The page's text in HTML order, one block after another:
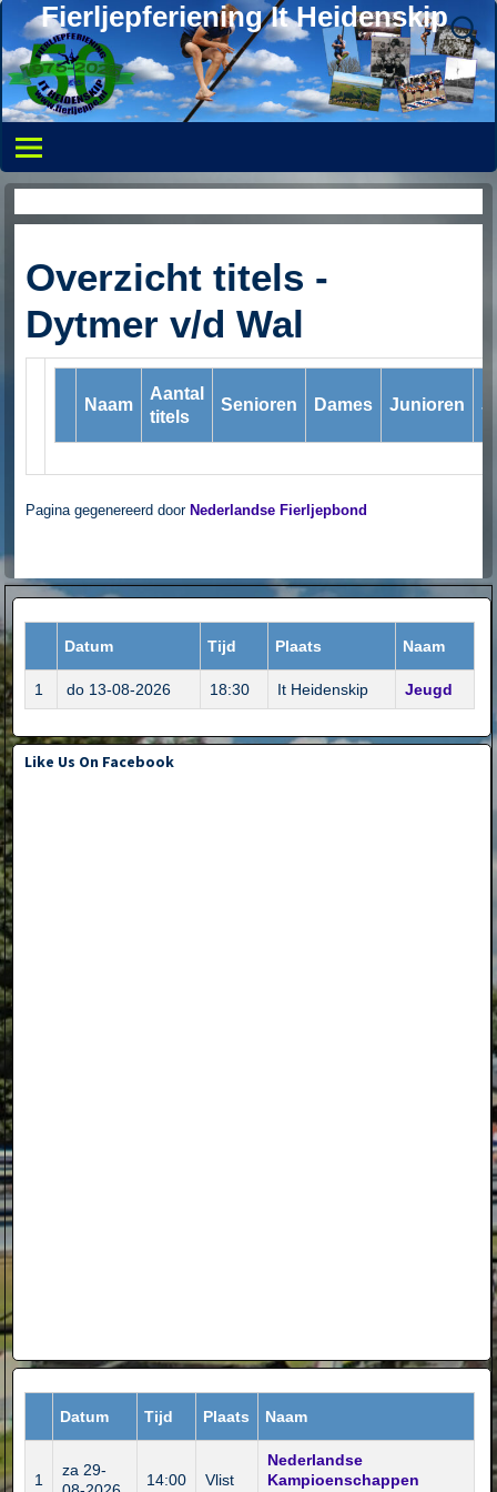
Fierljepferiening It Heidenskip
Overzicht titels -
Dytmer v/d Wal
Naam
Aantal
titels
Senioren Dames Junioren
Pagina gegenereerd door Nederlandse Fierljepbond
Datum Tijd Plaats Naam
1 do 13-08-2026 18:30 It Heidenskip Jeugd
Like Us On Facebook
Datum Tijd Plaats Naam
1
za 29-
14:00 Vlist
Nederlandse
Kampioenschappen